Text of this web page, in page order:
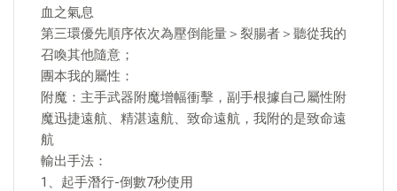
血之氣息
第三環優先順序依次為壓倒能量＞裂腸者＞聽從我的
召喚其他隨意；
團本我的屬性：
附魔：主手武器附魔增幅衝擊，副手根據自己屬性附
魔迅捷遠航、精湛遠航、致命遠航，我附的是致命遠
航
輸出手法：
1、起手潛行-倒數7秒使用